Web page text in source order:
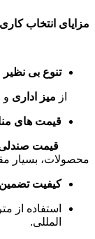
مزایای انتخاب
تنوع بی
از میز اداری و
قیمت های
قیمت صندلی
محصولات، بسیار
کیفیت
استفاده از
المللی.